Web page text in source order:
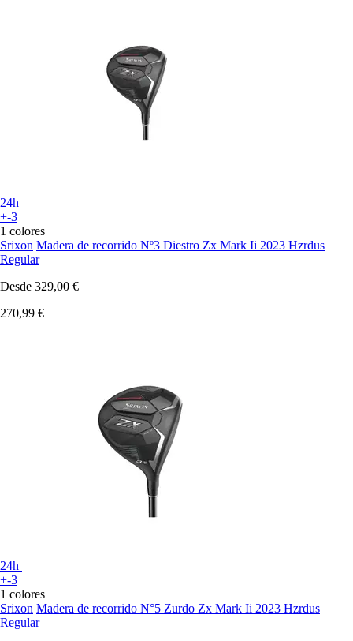
24h
+-3
1 colores
Srixon Madera de recorrido Nº3 Diestro Zx Mark Ii 2023 Hzrdus
Regular
Desde 329,00 €
270,99 €
24h
+-3
1 colores
Srixon Madera de recorrido N°5 Zurdo Zx Mark Ii 2023 Hzrdus
Regular